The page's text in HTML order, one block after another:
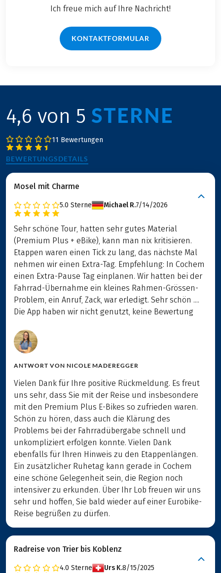
Ich freue mich auf Ihre Nachricht!
KONTAKTFORMULAR
4,6 von 5 STERNE
11 Bewertungen
BEWERTUNGSDETAILS
Mosel mit Charme
5.0 Sterne Michael R.7/14/2026
Sehr schöne Tour, hatten sehr gutes Material
(Premium Plus + eBike), kann man nix kritisieren.
Etappen waren einen Tick zu lang, das nächste Mal
nehmen wir einen Extra-Tag. Empfehlung: In Cochem
einen Extra-Pause Tag einplanen. Wir hatten bei der
Fahrrad-Übernahme ein kleines Rahmen-Grössen-
Problem, ein Anruf, Zack, war erledigt. Sehr schön ....
Die App haben wir nicht genutzt, keine Bewertung
ANTWORT VON NICOLE MADEREGGER
Vielen Dank für Ihre positive Rückmeldung. Es freut
uns sehr, dass Sie mit der Reise und insbesondere
mit den Premium Plus E-Bikes so zufrieden waren.
Schön zu hören, dass auch die Klärung des
Problems bei der Fahrradübergabe schnell und
unkompliziert erfolgen konnte. Vielen Dank
ebenfalls für Ihren Hinweis zu den Etappenlängen.
Ein zusätzlicher Ruhetag kann gerade in Cochem
eine schöne Gelegenheit sein, die Region noch
intensiver zu erkunden. Über Ihr Lob freuen wir uns
sehr und hoffen, Sie bald wieder auf einer Eurobike-
Reise begrüßen zu dürfen.
Radreise von Trier bis Koblenz
4.0 Sterne Urs K.8/15/2025